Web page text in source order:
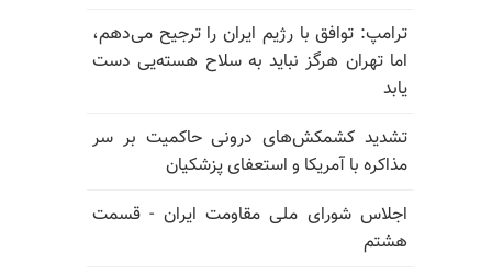
ترامپ: توافق با رژیم ایران را ترجیح می‌دهم،
اما تهران هرگز نباید به سلاح هسته‌یی دست
یابد
تشدید کشمکش‌های درونی حاکمیت بر سر
مذاکره با آمریکا و استعفای پزشکیان
اجلاس شورای ملی مقاومت ایران - قسمت
هشتم